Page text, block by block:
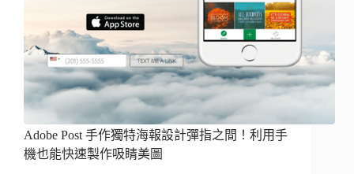
Adobe Post 手作獨特海報設計彈指之間！利用手
機也能快速製作吸睛美圖